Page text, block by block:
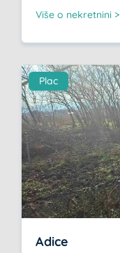
Više o nekretnini >
Plac
Adice